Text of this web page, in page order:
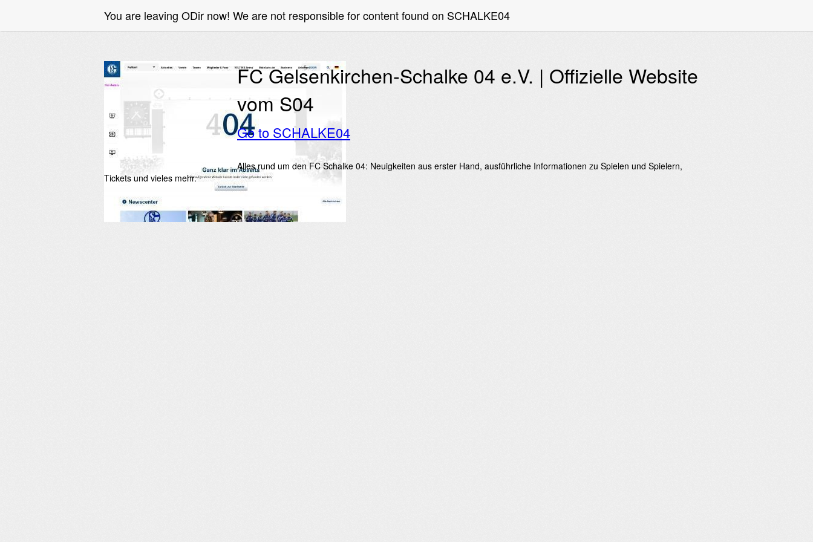
You are leaving ODir now! We are not responsible for content found on SCHALKE04
FC Gelsenkirchen-Schalke 04 e.V. | Offizielle Website
vom S04
Go to SCHALKE04
Alles rund um den FC Schalke 04: Neuigkeiten aus erster Hand, ausführliche Informationen zu Spielen und Spielern,
Tickets und vieles mehr.